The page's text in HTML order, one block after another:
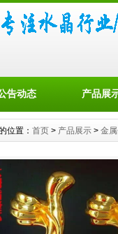
告动态 产品展
位置： 首页 > 产品展示 > 金